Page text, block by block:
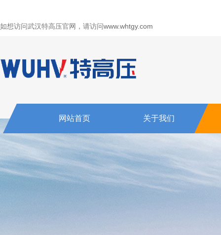
如想访问武汉特高压官网，请访问www.whtgy.com
网站首页 关于我们